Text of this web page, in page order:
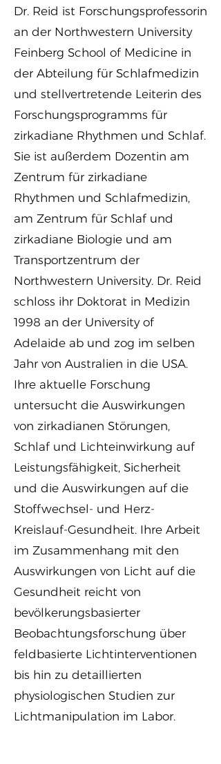
Dr. Reid ist Forschungsprofessorin
an der Northwestern University
Feinberg School of Medicine in
der Abteilung für Schlafmedizin
und stellvertretende Leiterin des
Forschungsprogramms für
zirkadiane Rhythmen und Schlaf.
Sie ist außerdem Dozentin am
Zentrum für zirkadiane
Rhythmen und Schlafmedizin,
am Zentrum für Schlaf und
zirkadiane Biologie und am
Transportzentrum der
Northwestern University. Dr. Reid
schloss ihr Doktorat in Medizin
1998 an der University of
Adelaide ab und zog im selben
Jahr von Australien in die USA.
Ihre aktuelle Forschung
untersucht die Auswirkungen
von zirkadianen Störungen,
Schlaf und Lichteinwirkung auf
Leistungsfähigkeit, Sicherheit
und die Auswirkungen auf die
Stoffwechsel- und Herz-
Kreislauf-Gesundheit. Ihre Arbeit
im Zusammenhang mit den
Auswirkungen von Licht auf die
Gesundheit reicht von
bevölkerungsbasierter
Beobachtungsforschung über
feldbasierte Lichtinterventionen
bis hin zu detaillierten
physiologischen Studien zur
Lichtmanipulation im Labor.